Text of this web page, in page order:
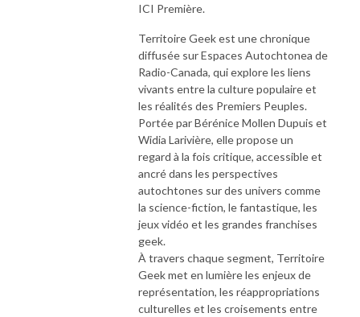
ICI Première.
Territoire Geek est une chronique
diffusée sur Espaces Autochtonea de
Radio-Canada, qui explore les liens
vivants entre la culture populaire et
les réalités des Premiers Peuples.
Portée par Bérénice Mollen Dupuis et
Widia Larivière, elle propose un
regard à la fois critique, accessible et
ancré dans les perspectives
autochtones sur des univers comme
la science-fiction, le fantastique, les
jeux vidéo et les grandes franchises
geek.
À travers chaque segment, Territoire
Geek met en lumière les enjeux de
représentation, les réappropriations
culturelles et les croisements entre